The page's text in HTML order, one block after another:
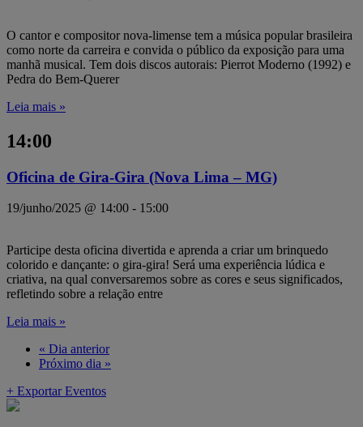
O cantor e compositor nova-limense tem a música popular brasileira
como norte da carreira e convida o público da exposição para uma
manhã musical. Tem dois discos autorais: Pierrot Moderno (1992) e
Pedra do Bem-Querer
Leia mais »
14:00
Oficina de Gira-Gira (Nova Lima – MG)
19/junho/2025 @ 14:00 - 15:00
Participe desta oficina divertida e aprenda a criar um brinquedo
colorido e dançante: o gira-gira! Será uma experiência lúdica e
criativa, na qual conversaremos sobre as cores e seus significados,
refletindo sobre a relação entre
Leia mais »
« Dia anterior
Próximo dia »
+ Exportar Eventos